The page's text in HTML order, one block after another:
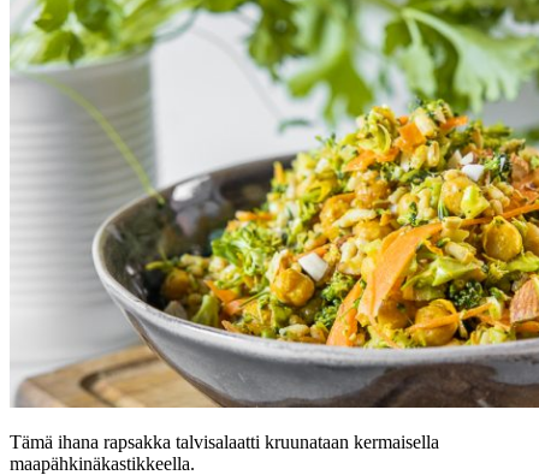
Tämä ihana rapsakka talvisalaatti kruunataan kermaisella
maapähkinäkastikkeella.